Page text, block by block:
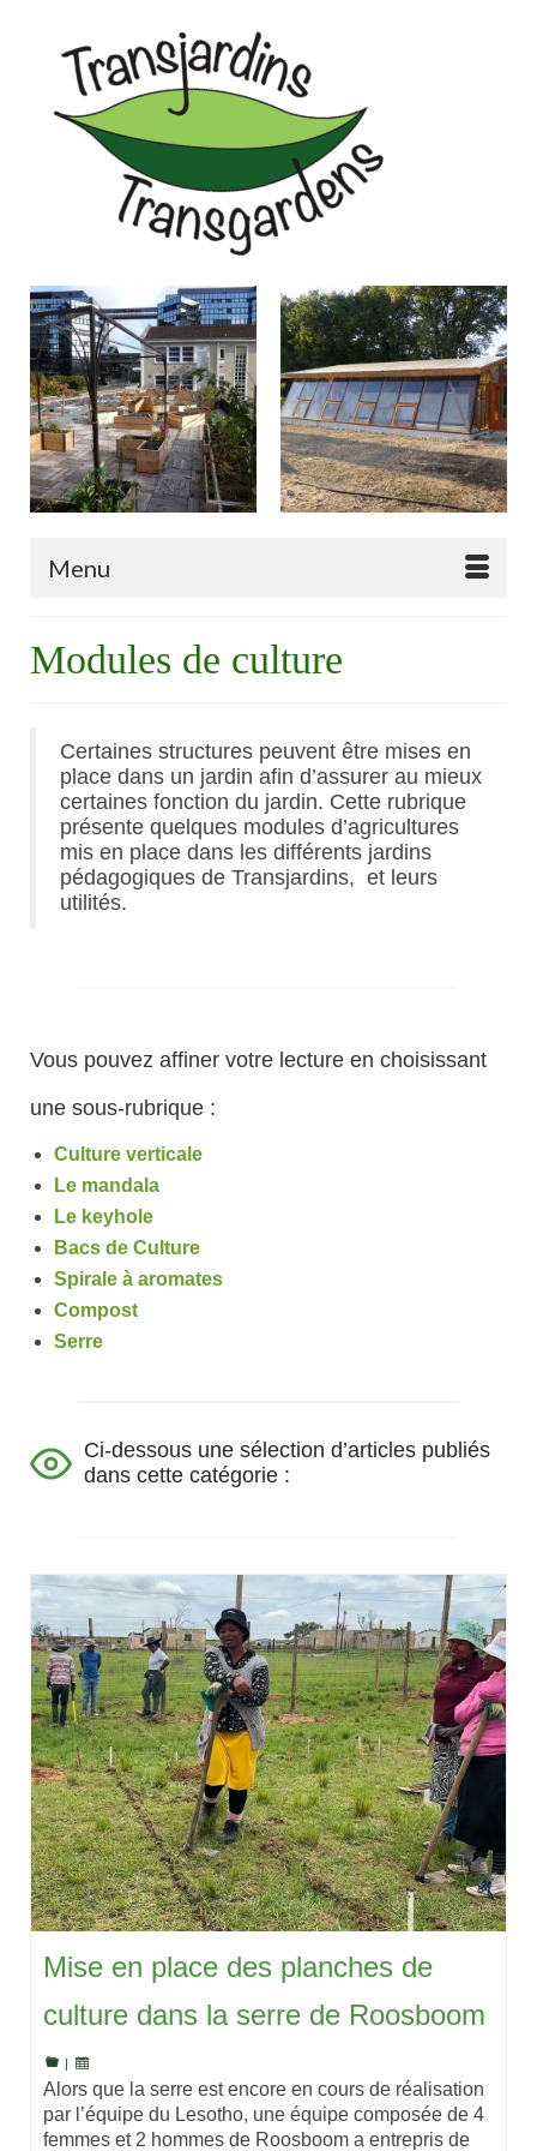
Menu
Modules de culture
Certaines structures peuvent être mises en
place dans un jardin afin d’assurer au mieux
certaines fonction du jardin. Cette rubrique
présente quelques modules d’agricultures
mis en place dans les différents jardins
pédagogiques de Transjardins, et leurs
utilités.
Vous pouvez affiner votre lecture en choisissant
une sous-rubrique :
Culture verticale
Le mandala
Le keyhole
Bacs de Culture
Spirale à aromates
Compost
Serre
Ci-dessous une sélection d’articles publiés
dans cette catégorie :
Mise en place des planches de
culture dans la serre de Roosboom
Alors que la serre est encore en cours de réalisation
par l’équipe du Lesotho, une équipe composée de 4
femmes et 2 hommes de Roosboom a entrepris de